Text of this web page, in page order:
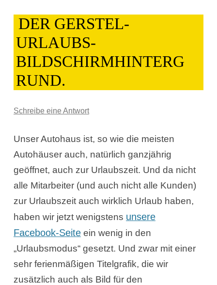
DER GERSTEL-
URLAUBS-
BILDSCHIRMHINTERG
RUND.
Schreibe eine Antwort
Unser Autohaus ist, so wie die meisten
Autohäuser auch, natürlich ganzjährig
geöffnet, auch zur Urlaubszeit. Und da nicht
alle Mitarbeiter (und auch nicht alle Kunden)
zur Urlaubszeit auch wirklich Urlaub haben,
haben wir jetzt wenigstens unsere
Facebook-Seiteein wenig in den
„Urlaubsmodus“ gesetzt. Und zwar mit einer
sehr ferienmäßigen Titelgrafik, die wir
zusätzlich auch als Bild für den